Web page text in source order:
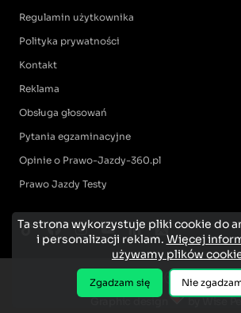
Regulamin użytkownika
Polityka prywatności
Kontakt
Reklama
Obsługa głosowań
Pytania egzaminacyjne
Opinie o Prawo-Jazdy-360.pl
Prawo Jazdy Testy
Graphic design by Wise
Ta strona wykorzystuje pliki cookie do
i personalizacji reklam. Więcej
używamy plików
Zgadzam się Nie